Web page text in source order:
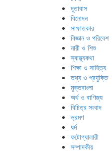
দূতাবাস
বিনোদন
সাক্ষাতকার
বিজ্ঞান ও পরিবেশ
নারী ও শিশু
স্বাস্থ্যকথা
শিক্ষা ও সাহিত্য
তথ্য ও প্রযুক্তি
মুক্তবাংলা
অর্থ ও বাণিজ্য
বিচিত্র সংবাদ
ভ্রমণ
ধর্ম
ফটোগ্যালারী
সম্পাদকীয়